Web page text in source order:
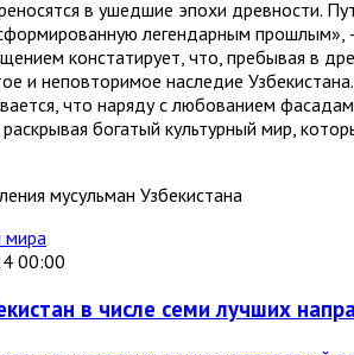
в ушедшие эпохи древности.
легендарным прошлым»,
констатирует, что, пребывая в
и неповторимое наследие Узбекистана.
что наряду с любованием
богатый культурный мир,
мусульман Узбекистана
мира
00:00
в числе семи лучших